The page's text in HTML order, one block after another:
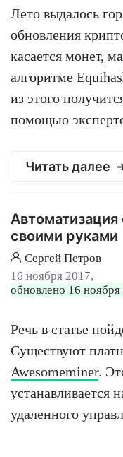
Лето выдалось
обновления
касается монет,
алгоритме
из этого
помощью
Читать далее
своими руками
Сергей Петров
16 ноября 2017,
обновлено 16 ноября
Речь в статье
Существуют
Awesomeminer.
устанавливается
удаленного